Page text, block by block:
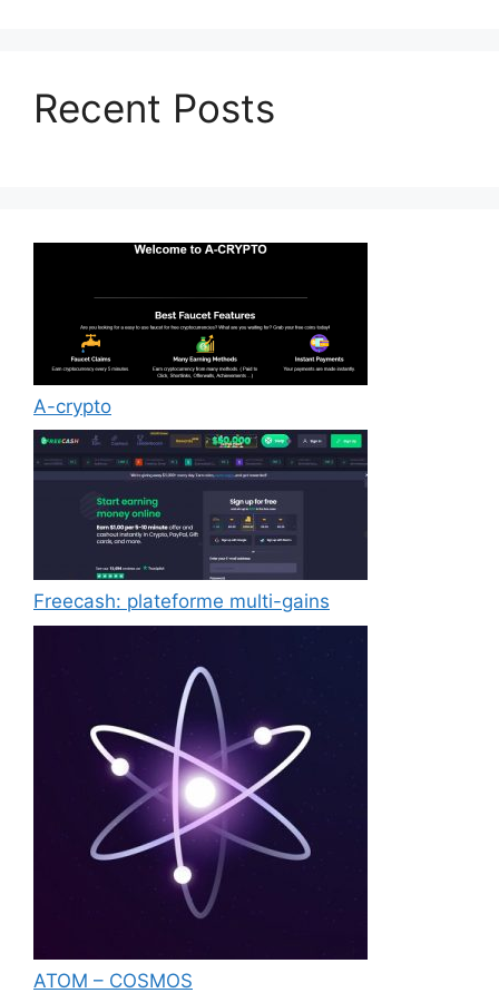
Recent Posts
A-crypto
Freecash: plateforme multi-gains
ATOM – COSMOS